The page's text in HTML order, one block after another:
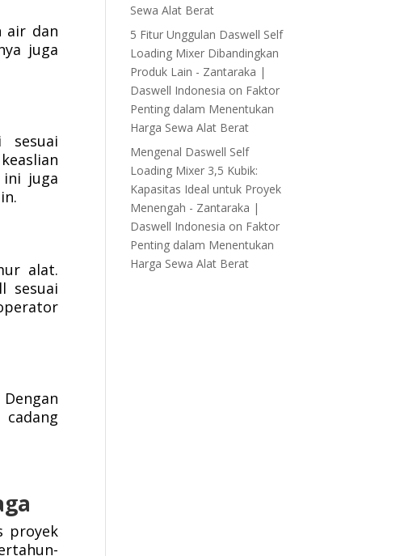
air dan
juga
juga
alat.
sesuai
proyek
Sewa Alat Berat
5 Fitur Unggulan Daswell Self
Loading Mixer Dibandingkan
Produk Lain - Zantaraka |
Daswell Indonesia on Faktor
Penting dalam Menentukan
Harga Sewa Alat Berat
Mengenal Daswell Self
Loading Mixer 3,5 Kubik:
Kapasitas Ideal untuk Proyek
Menengah - Zantaraka |
Daswell Indonesia on Faktor
Penting dalam Menentukan
Harga Sewa Alat Berat